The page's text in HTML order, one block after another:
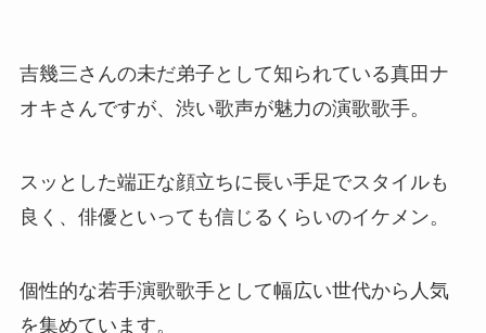
吉幾三さんの未だ弟子として知られている真田ナ
オキさんですが、渋い歌声が魅力の演歌歌手。
スッとした端正な顔立ちに長い手足でスタイルも
良く、俳優といっても信じるくらいのイケメン。
個性的な若手演歌歌手として幅広い世代から人気
を集めています。